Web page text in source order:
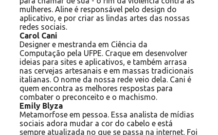
mulheres. Aline é responsável pelo design do
aplicativo, e por criar as lindas artes das nossas
redes sociais.
Carol Cani
Designer e mestranda em Ciência da
Computação pela UFPE. Craque em desenvolver
ideias para sites e aplicativos, e também arrasa
nas cervejas artesanais e em massas tradicionais
italianas. O nome da nossa rede veio dela. Cani é
quem encontra as melhores respostas para
combater o preconceito e o machismo.
Emily Blyza
Metamorfose em pessoa. Essa analista de mídias
sociais adora mudar a cor do cabelo e está
sempre atualizada no que se passa na internet. Foi